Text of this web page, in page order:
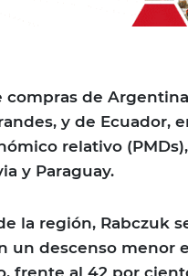
compras de
y de Ecuador,
relativo
y Paraguay.
la región, Rabczuk
un descenso menor